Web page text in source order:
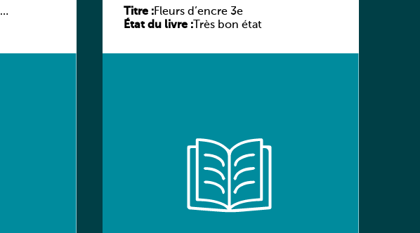
Titre :Fleurs d’encre 3e
État du livre :Très bon état